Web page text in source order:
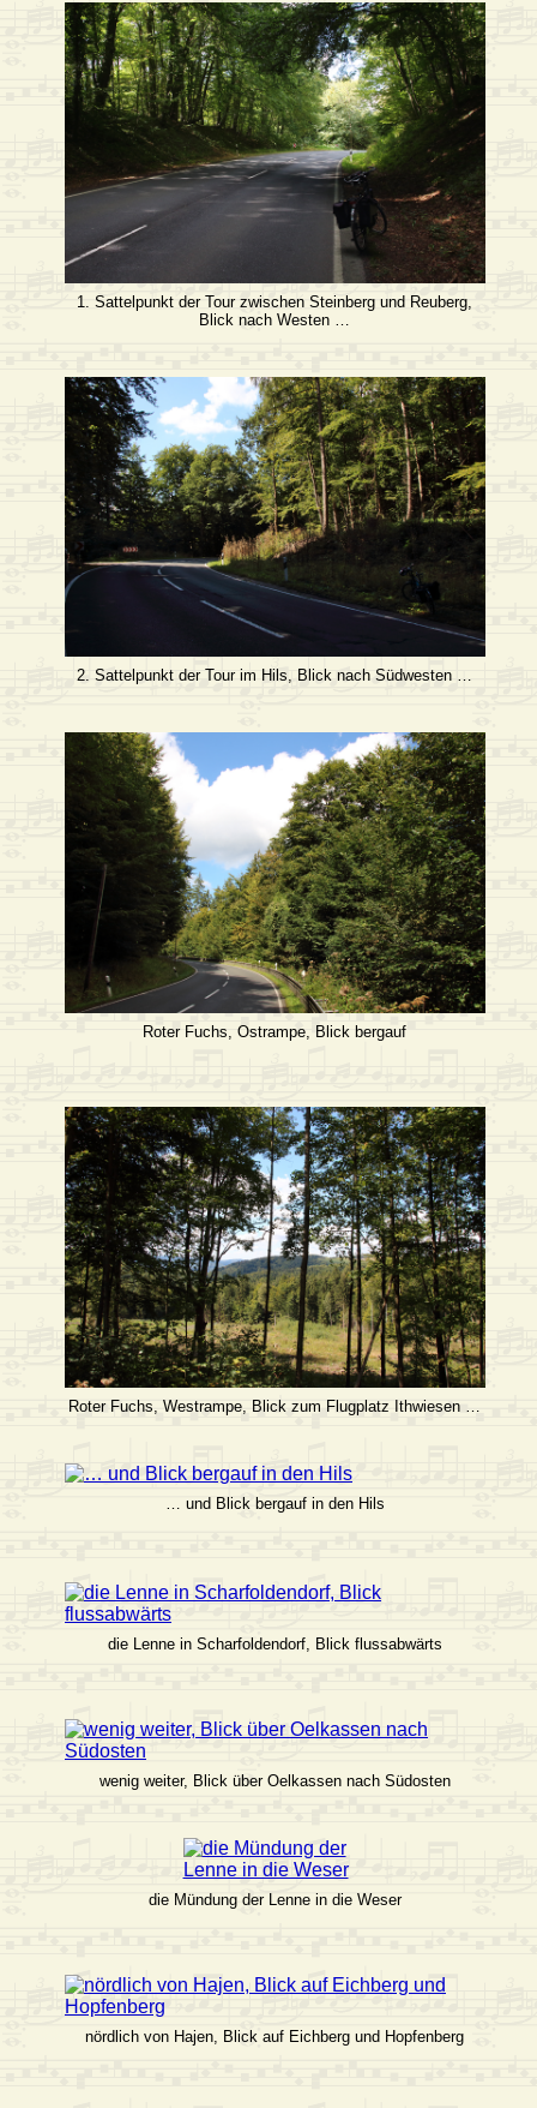
1. Sattelpunkt der Tour zwischen Steinberg und Reuberg,
Blick nach Westen …
2. Sattelpunkt der Tour im Hils, Blick nach Südwesten …
Roter Fuchs, Ostrampe, Blick bergauf
Roter Fuchs, Westrampe, Blick zum Flugplatz Ithwiesen …
… und Blick bergauf in den Hils
die Lenne in Scharfoldendorf, Blick flussabwärts
wenig weiter, Blick über Oelkassen nach Südosten
die Mündung der Lenne in die Weser
nördlich von Hajen, Blick auf Eichberg und Hopfenberg